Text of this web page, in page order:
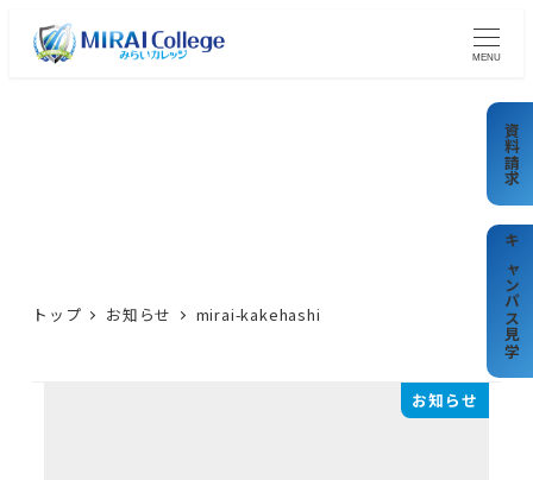
MENU
トップ お知らせ mirai-kakehashi
お知らせ
資料請求
キャンパス見学